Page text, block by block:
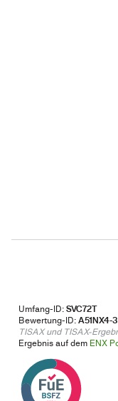
Umfang-ID:SVC72T
Bewertung-ID:A51NX4-3
TISAX und TISAX-
Ergebnis auf dem ENX